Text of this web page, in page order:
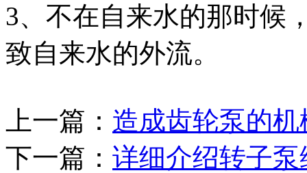
3、不在自来水的那时候
致自来水的外流。
上一篇： 造成齿轮泵的
下一篇： 详细介绍转子